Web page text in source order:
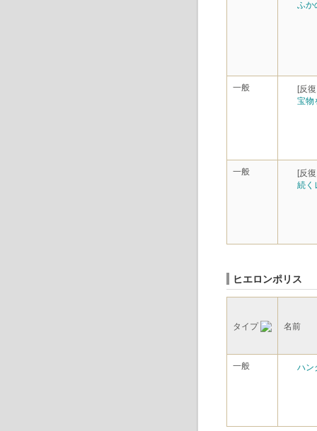
ふか
一般
[反
宝物
一般
[反
続く
ヒエロンポリス
タイプ 名前
一般 ハン